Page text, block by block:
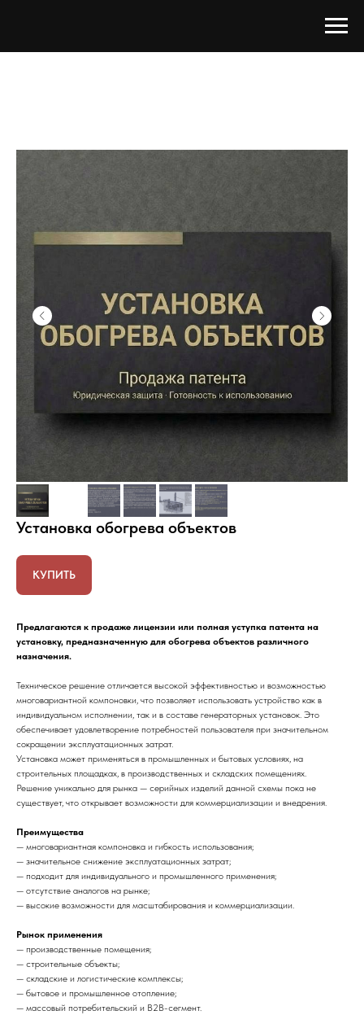
Установка обогрева объектов
КУПИТЬ
Предлагаются к продаже лицензии или полная уступка патента на
установку, предназначенную для обогрева объектов различного
назначения.
Техническое решение отличается высокой эффективностью и возможностью
многовариантной компоновки, что позволяет использовать устройство как в
индивидуальном исполнении, так и в составе генераторных установок. Это
обеспечивает удовлетворение потребностей пользователя при значительном
сокращении эксплуатационных затрат.
Установка может применяться в промышленных и бытовых условиях, на
строительных площадках, в производственных и складских помещениях.
Решение уникально для рынка — серийных изделий данной схемы пока не
существует, что открывает возможности для коммерциализации и внедрения.
Преимущества
— многовариантная компоновка и гибкость использования;
— значительное снижение эксплуатационных затрат;
— подходит для индивидуального и промышленного применения;
— отсутствие аналогов на рынке;
— высокие возможности для масштабирования и коммерциализации.
Рынок применения
— производственные помещения;
— строительные объекты;
— складские и логистические комплексы;
— бытовое и промышленное отопление;
— массовый потребительский и B2B-сегмент.